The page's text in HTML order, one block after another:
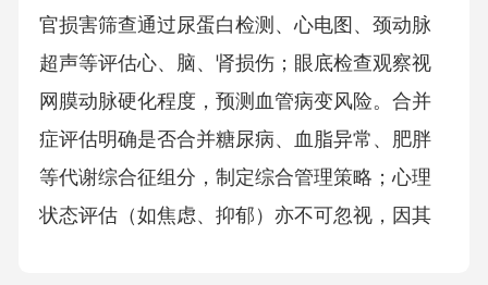
官损害筛查通过尿蛋白检测、心电图、颈动脉
超声等评估心、脑、肾损伤；眼底检查观察视
网膜动脉硬化程度，预测血管病变风险。合并
症评估明确是否合并糖尿病、血脂异常、肥胖
等代谢综合征组分，制定综合管理策略；心理
状态评估（如焦虑、抑郁）亦不可忽视，因其